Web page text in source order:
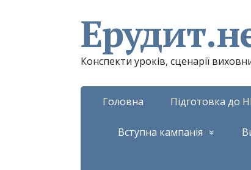
Конспекти уроків, сценарії
Головна Підготовка до
Вступна кампанія